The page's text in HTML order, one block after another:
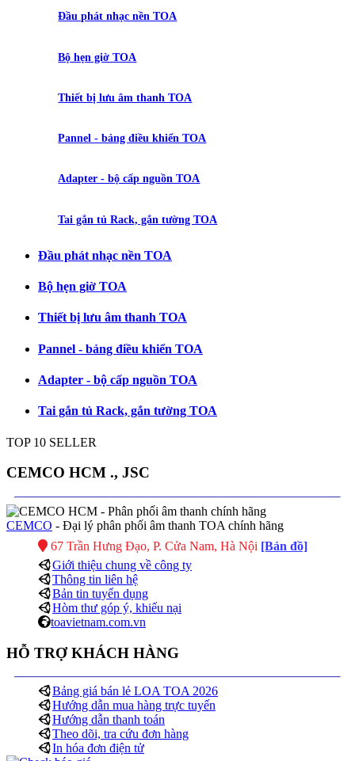
Đầu phát nhạc nền TOA
Bộ hẹn giờ TOA
Thiết bị lưu âm thanh TOA
Pannel - bảng điều khiển TOA
Adapter - bộ cấp nguồn TOA
Tai gắn tủ Rack, gắn tường TOA
Đầu phát nhạc nền TOA
Bộ hẹn giờ TOA
Thiết bị lưu âm thanh TOA
Pannel - bảng điều khiển TOA
Adapter - bộ cấp nguồn TOA
Tai gắn tủ Rack, gắn tường TOA
TOP 10 SELLER
CEMCO HCM ., JSC
CEMCO - Đại lý phân phối âm thanh TOA chính hãng
67 Trần Hưng Đạo, P. Cửa Nam, Hà Nội [Bản đồ]
Giới thiệu chung về công ty
Thông tin liên hệ
Bản tin tuyển dụng
Hòm thư góp ý, khiếu nại
toavietnam.com.vn
HỖ TRỢ KHÁCH HÀNG
Bảng giá bán lẻ LOA TOA 2026
Hướng dẫn mua hàng trực tuyến
Hướng dẫn thanh toán
Theo dõi, tra cứu đơn hàng
In hóa đơn điện tử